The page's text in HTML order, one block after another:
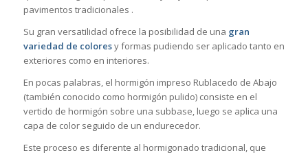
pavimentos tradicionales .
Su gran versatilidad ofrece la posibilidad de una gran
variedad de coloresy formas pudiendo ser aplicado tanto en
exteriores como en interiores.
En pocas palabras, el hormigón impreso Rublacedo de Abajo
(también conocido como hormigón pulido) consiste en el
vertido de hormigón sobre una subbase, luego se aplica una
capa de color seguido de un endurecedor.
Este proceso es diferente al hormigonado tradicional, que